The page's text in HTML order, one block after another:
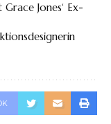
Jones‘ Ex-